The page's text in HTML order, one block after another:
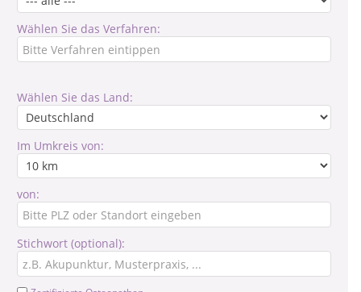
Wählen Sie das Verfahren:
Wählen Sie das Land:
Im Umkreis von:
von:
Stichwort (optional):